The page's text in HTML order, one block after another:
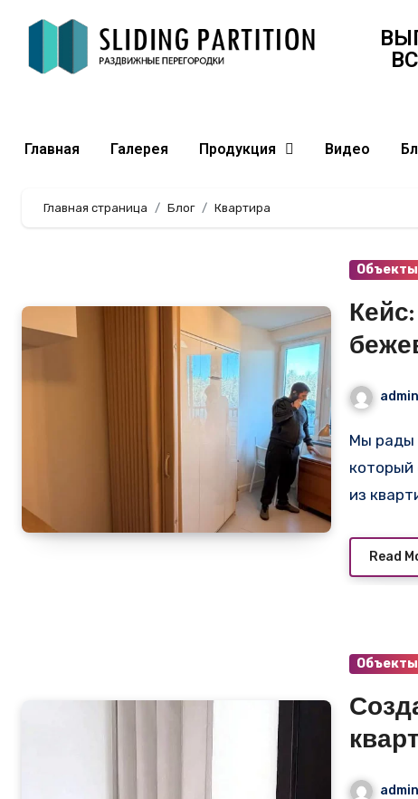
Главная Галерея Продукция Видео
Главная страница Блог Квартира
Объекты
admin
Мы рады поделиться нашим последним проектом,
который
из
Read
Объекты
admin